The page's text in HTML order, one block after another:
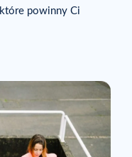
powinny Ci